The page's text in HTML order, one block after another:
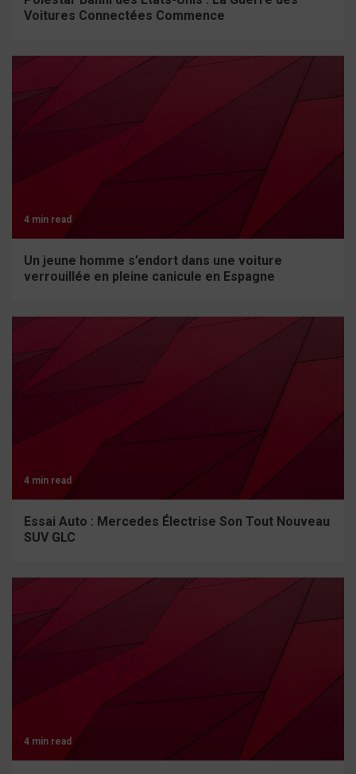
Voitures Connectées Commence
4 min read
Un jeune homme s’endort dans une voiture
verrouillée en pleine canicule en Espagne
4 min read
Essai Auto : Mercedes Électrise Son Tout Nouveau
SUV GLC
4 min read